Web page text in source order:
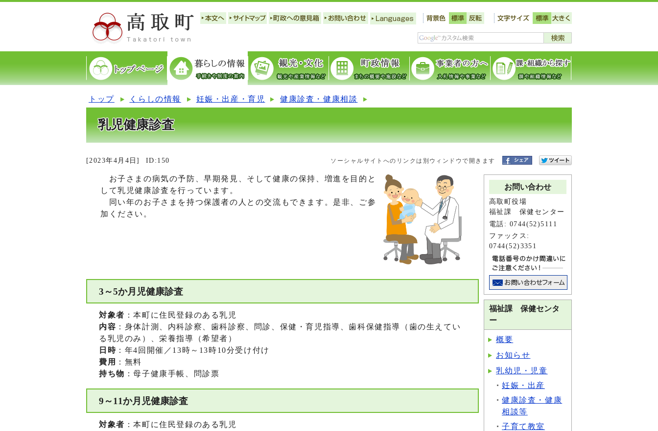
トップ くらしの情報 妊娠・出産・育児 健康診査・健康相談
乳児健康診査
[2023年4月4日] ID:150 ソーシャルサイトへのリンクは別ウィンドウで開きます
お子さまの病気の予防、早期発見、そして健康の保持、増進を目的と
して乳児健康診査を行っています。
同い年のお子さまを持つ保護者の人との交流もできます。是非、ご参
加ください。
3～5か月児健康診査
対象者 ：本町に住民登録のある乳児
内容 ：身体計測、内科診察、歯科診察、問診、保健・育児指導、歯科保健指導（歯の生えてい
る乳児のみ）、栄養指導（希望者）
日時 ：年4回開催／13時～13時10分受け付け
費用
：無料
持ち物 ：母子健康手帳、問診票
9～11か月児健康診査
対象者 ：本町に住民登録のある乳児
お問い合わせ
高取町役場
福祉課 保健センター
電話: 0744(52)5111
ファックス:
0744(52)3351
福祉課 保健センタ
ー
概要
お知らせ
乳幼児・児童
妊娠・出産
健康診査・健康
相談等
子育て教室